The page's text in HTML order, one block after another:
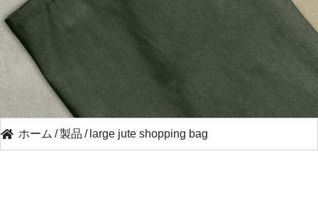
ホーム /製品 / large jute shopping bag